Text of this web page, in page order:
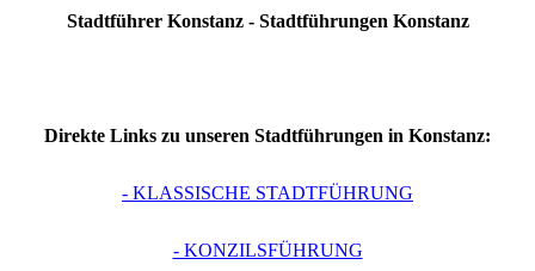
Stadtführer Konstanz - Stadtführungen Konstanz
Direkte Links zu unseren Stadtführungen in Konstanz:
- KLASSISCHE STADTFÜHRUNG
- KONZILSFÜHRUNG